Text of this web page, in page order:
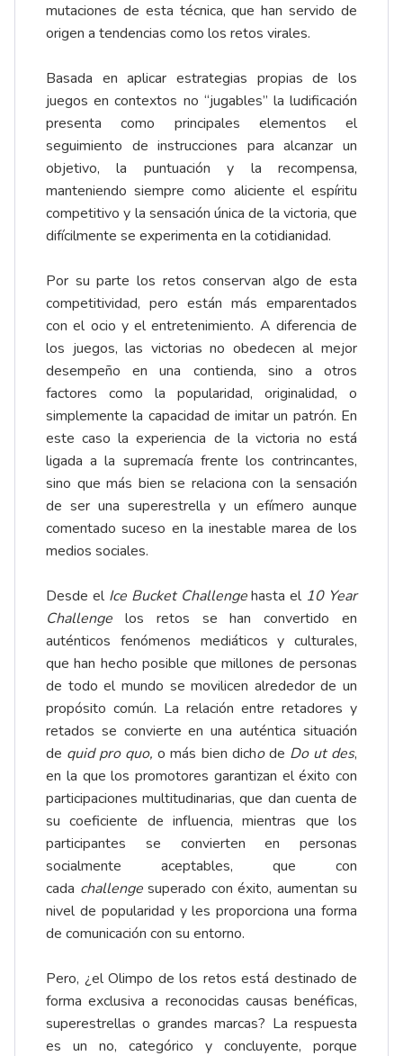
mutaciones de esta técnica, que han servido de
origen a tendencias como los retos virales.
Basada en aplicar estrategias propias de los
juegos en contextos no “jugables” la ludificación
presenta como principales elementos el
seguimiento de instrucciones para alcanzar un
objetivo, la puntuación y la recompensa,
manteniendo siempre como aliciente el espíritu
competitivo y la sensación única de la victoria, que
difícilmente se experimenta en la cotidianidad.
Por su parte los retos conservan algo de esta
competitividad, pero están más emparentados
con el ocio y el entretenimiento. A diferencia de
los juegos, las victorias no obedecen al mejor
desempeño en una contienda, sino a otros
factores como la popularidad, originalidad, o
simplemente la capacidad de imitar un patrón. En
este caso la experiencia de la victoria no está
ligada a la supremacía frente los contrincantes,
sino que más bien se relaciona con la sensación
de ser una superestrella y un efímero aunque
comentado suceso en la inestable marea de los
medios sociales.
Desde el Ice Bucket Challengehasta el 10 Year
Challenge los retos se han convertido en
auténticos fenómenos mediáticos y culturales,
que han hecho posible que millones de personas
de todo el mundo se movilicen alrededor de un
propósito común. La relación entre retadores y
retados se convierte en una auténtica situación
de quid pro quo,o más bien dichode Do ut des,
en la que los promotores garantizan el éxito con
participaciones multitudinarias, que dan cuenta de
su coeficiente de influencia, mientras que los
participantes se convierten en personas
socialmente aceptables, que con
cada challenge superado con éxito, aumentan su
nivel de popularidad y les proporciona una forma
de comunicación con su entorno.
Pero, ¿el Olimpo de los retos está destinado de
forma exclusiva a reconocidas causas benéficas,
superestrellas o grandes marcas? La respuesta
es un no, categórico y concluyente, porque